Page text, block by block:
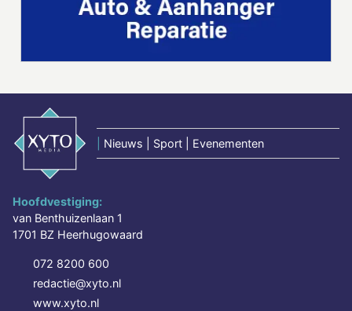
Nieuws | Sport | Evenementen
Hoofdvestiging:
van Benthuizenlaan 1
1701 BZ Heerhugowaard
072 8200 600
redactie@xyto.nl
www.xyto.nl